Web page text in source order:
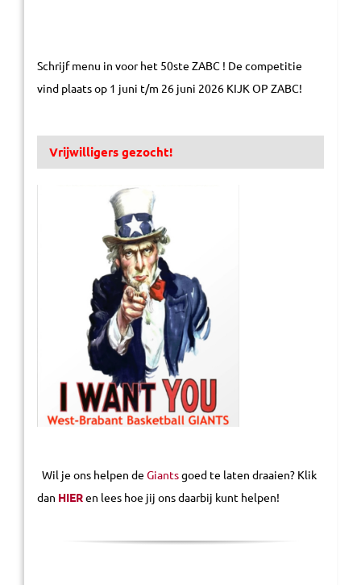
Schrijf menu in voor het 50ste ZABC ! De competitie
vind plaats op 1 juni t/m 26 juni 2026 KIJK OP ZABC!
Vrijwilligers gezocht!
Wil je ons helpen de Giantsgoed te laten draaien? Klik
dan HIERen lees hoe jij ons daarbij kunt helpen!